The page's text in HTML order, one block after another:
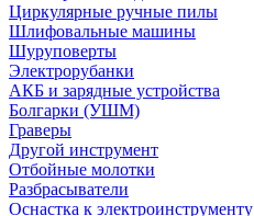
Циркулярные ручные пилы
Шлифовальные машины
Шуруповерты
Электрорубанки
АКБ и зарядные устройства
Болгарки (УШМ)
Граверы
Другой инструмент
Отбойные молотки
Разбрасыватели
Оснастка к электроинструменту